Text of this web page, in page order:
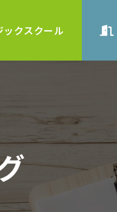
ックスクール